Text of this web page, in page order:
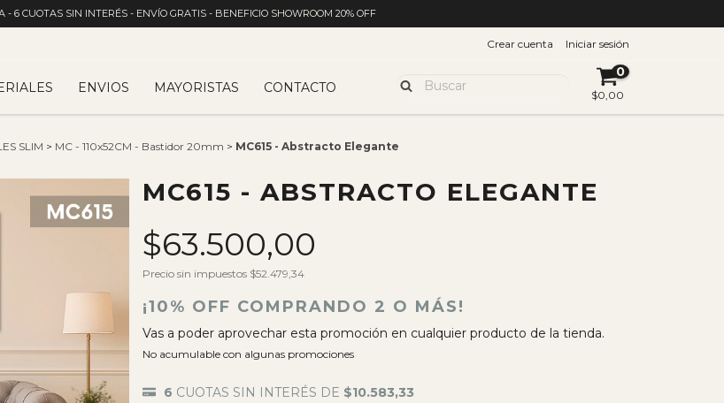
- 6 CUOTAS SIN INTERÉS - ENVÍO GRATIS - BENEFICIO SHOWROOM 20% OFF
Crear cuenta Iniciar sesión
ENVIOS MAYORISTAS CONTACTO
0
$0,00
SLIM > MC - 110x52CM - Bastidor 20mm > MC615 - Abstracto Elegante
MC615 - ABSTRACTO ELEGANTE
$63.500,00
Precio sin impuestos $52.479,34
¡10% OFF COMPRANDO 2 O MÁS!
Vas a poder aprovechar esta promoción en cualquier producto de la tienda.
No acumulable con algunas promociones
6 CUOTAS SIN INTERÉS DE $10.583,33